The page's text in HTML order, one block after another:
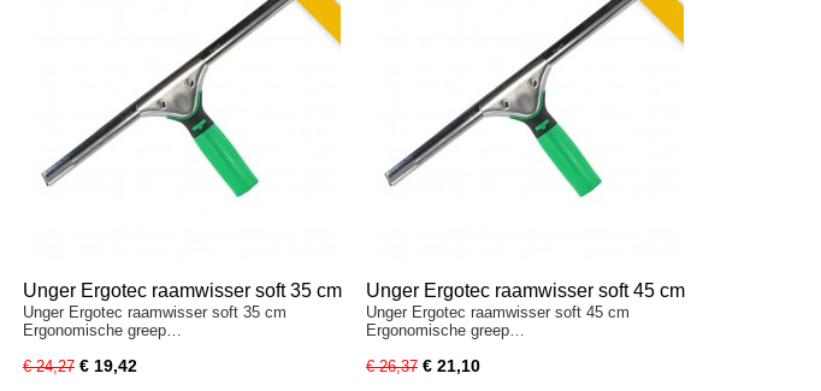
Unger Ergotec raamwisser soft 35 cm
Unger Ergotec raamwisser soft 35 cm
Ergonomische greep…
€ 24,27 € 19,42
Unger Ergotec raamwisser soft 45 cm
Unger Ergotec raamwisser soft 45 cm
Ergonomische greep…
€ 26,37 € 21,10